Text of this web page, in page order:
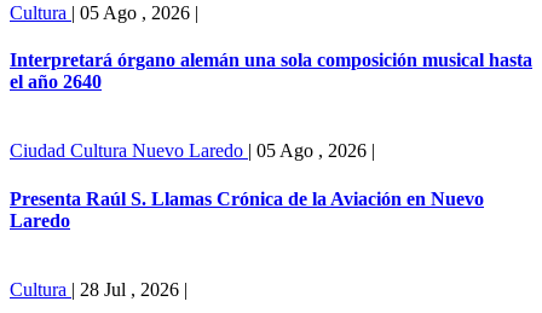
Cultura | 05 Ago , 2026 |
Interpretará órgano alemán una sola composición musical hasta
el año 2640
Ciudad Cultura Nuevo Laredo | 05 Ago , 2026 |
Presenta Raúl S. Llamas Crónica de la Aviación en Nuevo
Laredo
Cultura | 28 Jul , 2026 |